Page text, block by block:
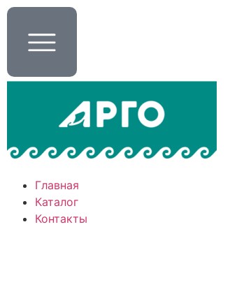
Главная
Каталог
Контакты